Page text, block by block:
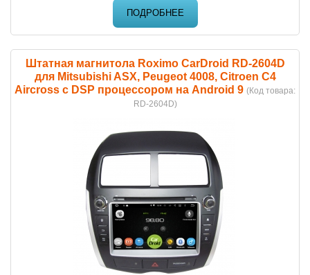
ПОДРОБНЕЕ
Штатная магнитола Roximo CarDroid RD-2604D
для Mitsubishi ASX, Peugeot 4008, Citroen C4
Aircross с DSP процессором на Android 9 (Код товара:
RD-2604D)